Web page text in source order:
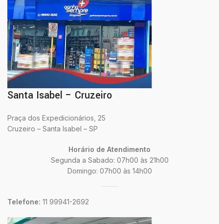
Santa Isabel – Cruzeiro
Praça dos Expedicionários, 25
Cruzeiro – Santa Isabel – SP
Horário de Atendimento
Segunda a Sabado: 07h00 às 21h00
Domingo: 07h00 às 14h00
Telefone: 11 99941-2692